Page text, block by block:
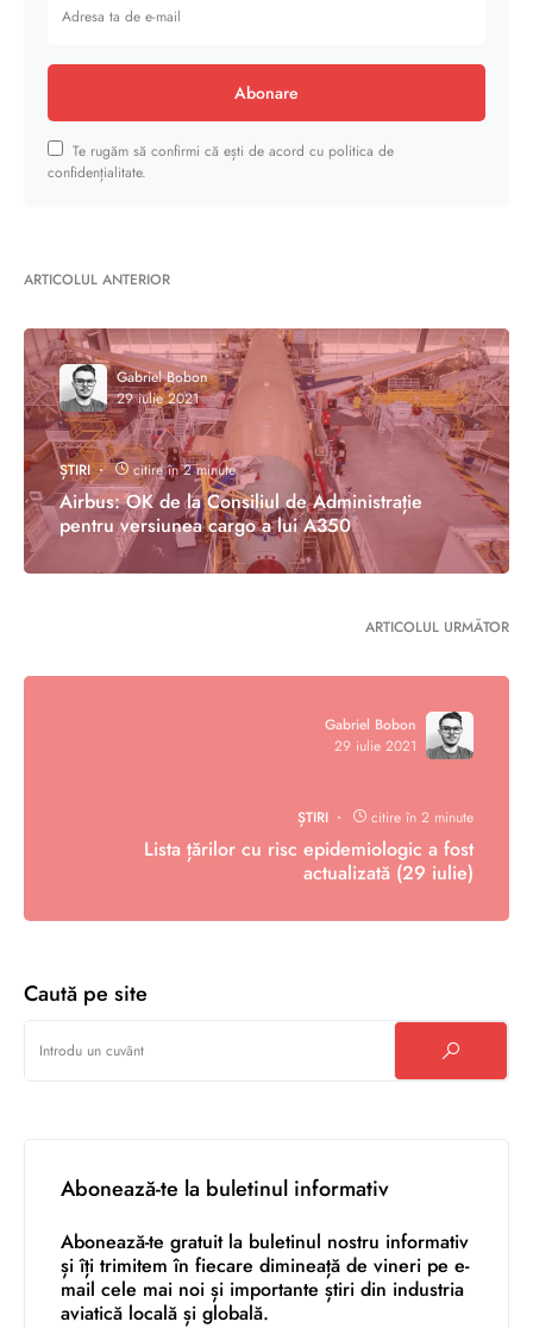
Abonare
Te rugăm să confirmi că ești de acord cu politica de
confidențialitate.
ARTICOLUL ANTERIOR
Gabriel Bobon
29 iulie 2021
ȘTIRI citire în 2 minute
Airbus: OK de la Consiliul de Administrație
pentru versiunea cargo a lui A350
ARTICOLUL URMĂTOR
Gabriel Bobon
29 iulie 2021
ȘTIRI citire în 2 minute
Lista țărilor cu risc epidemiologic a fost
actualizată (29 iulie)
Caută pe site
Abonează-te la buletinul informativ
Abonează-te gratuit la buletinul nostru informativ
și îți trimitem în fiecare dimineață de vineri pe e-
mail cele mai noi și importante știri din industria
aviatică locală și globală.